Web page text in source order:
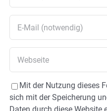
Mit der Nutzung dieses
sich mit der Speicherung